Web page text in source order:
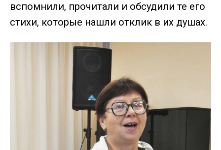
вспомнили, прочитали и обсудили те его
стихи, которые нашли отклик в их душах.